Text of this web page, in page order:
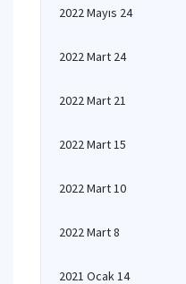
2022 Mayıs 24
2022 Mart 24
2022 Mart 21
2022 Mart 15
2022 Mart 10
2022 Mart 8
2021 Ocak 14